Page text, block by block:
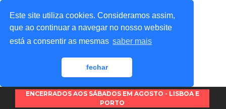
Este site utiliza cookies. Consideramos assim,
que ao continuar a navegar no nosso website
está a consentir as mesmas saber mais
fechar
ENCERRADOS AOS SÁBADOS EM AGOSTO - LISBOA E
PORTO